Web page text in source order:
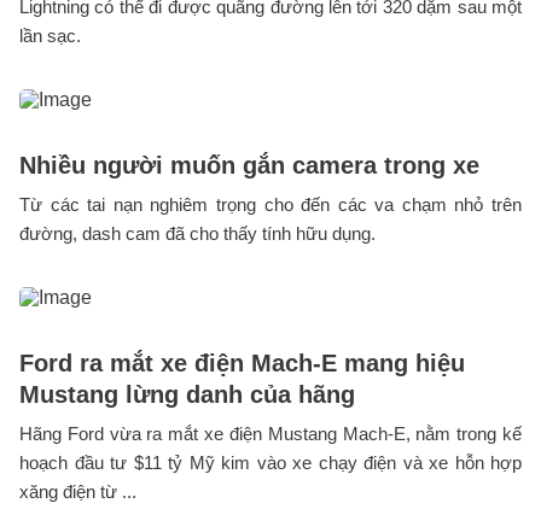
Lightning có thể đi được quãng đường lên tới 320 dặm sau một
lần sạc.
Nhiều người muốn gắn camera trong xe
Từ các tai nạn nghiêm trọng cho đến các va chạm nhỏ trên
đường, dash cam đã cho thấy tính hữu dụng.
Ford ra mắt xe điện Mach-E mang hiệu
Mustang lừng danh của hãng
Hãng Ford vừa ra mắt xe điện Mustang Mach-E, nằm trong kế
hoạch đầu tư $11 tỷ Mỹ kim vào xe chạy điện và xe hỗn hợp
xăng điện từ ...